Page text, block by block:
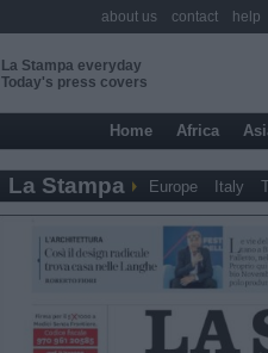
La Stampa everyday
Today's press covers
Home Africa
La Stampa Europe Italy
about us contact help